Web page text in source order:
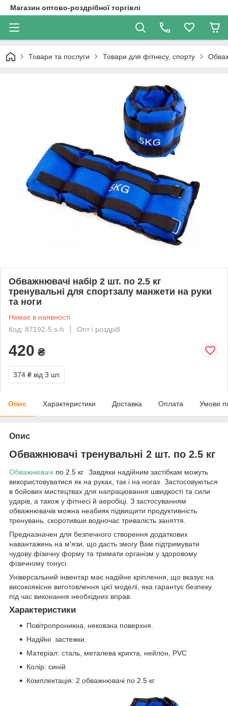
Магазин оптово-роздрібної торгівлі
Товари та послуги Товари для фітнесу, спорту
Обважнювачі набір 2 шт. по 2.5 кг
тренувальні для спортзалу манжети на руки
та ноги
Немає в наявності
Код: 87192-5 s-h
Опт і роздріб
420 ₴
374 ₴ від 3 шт.
Опис Характеристики Доставка Оплата Умови
Опис
Обважнювачі тренувальні 2 шт. по 2.5 кг
Обважнювачі по 2.5 кг. Завдяки надійним застібкам можуть
використовуватися як на руках, так і на ногах. Застосовуються
в бойових мистецтвах для напрацювання швидкості та сили
ударів, а також у фітнесі й аеробіці. З застосуванням
обважнювачів можна неабияк підвищити продуктивність
тренувань, скоротивши водночас тривалість заняття.
Предназначен для безпечного створення додаткових
навантажень на м'язи, що дасть змогу Вам підтримувати
чудову фізичну форму та тримати організм у здоровому
фізичному тонусі.
Універсальний інвентар має надійне кріплення, що вказує на
високоякісне виготовлення цієї моделі, яка гарантує безпеку
під час виконання необхідних вправ.
Характеристики
Повітропроникна, нековзна поверхня.
Надійні застежки.
Матеріал: сталь, металева крихта, нейлон, PVC
Колір: синій
Комплектація: 2 обважнювачі по 2.5 кг